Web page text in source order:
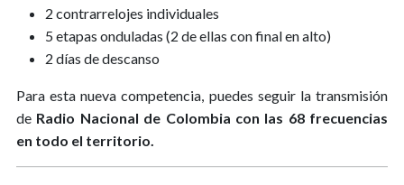
2 contrarrelojes individuales
5 etapas onduladas (2 de ellas con final en alto)
2 días de descanso
Para esta nueva competencia, puedes seguir la transmisión
de Radio Nacional de Colombia con las 68 frecuencias
en todo el territorio.